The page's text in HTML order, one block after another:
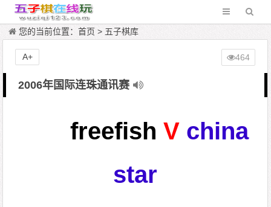
您的当前位置：首页 > 五子棋库
2006年国际连珠通讯赛
freefish V china
star
464
A+